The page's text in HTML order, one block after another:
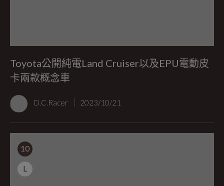
Toyota公開純電Land Cruiser以及EPU電動皮
卡兩款概念車
D.C.Racer 2023/10/21
10
L